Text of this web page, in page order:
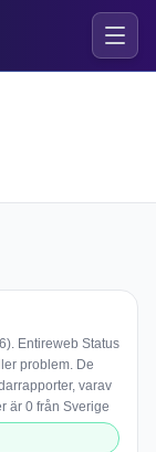
Entireweb Status
problem. De
varav
är 0 från Sverige